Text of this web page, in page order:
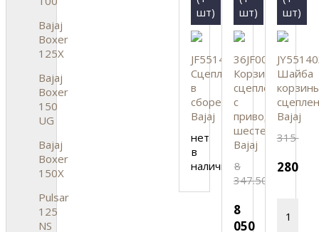
Bajaj
Boxer
125X
Bajaj
Boxer
150
UG
Bajaj
Boxer
150X
Pulsar
125
NS
шт)
JF551422
Сцепление
в
сборе,
Bajaj
нет
в
наличии
шт)
36JF0054
Корзина
сцепления
с
приводной
шестерней
Bajaj
8
347.50
8
050
шт)
Шайба
Bajaj
315
280